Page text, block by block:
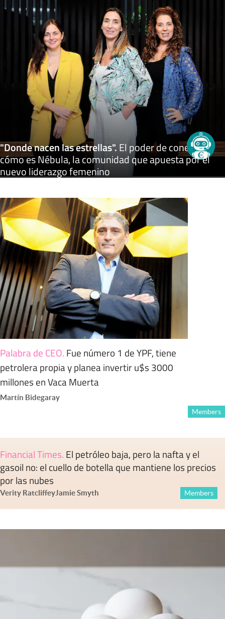
"Donde nacen las estrellas".El poder de conectar:
cómo es Nébula, la comunidad que apuesta por el
nuevo liderazgo femenino
Palabra de CEO. Fue número 1 de YPF, tiene
petrolera propia y planea invertir u$s 3000
millones en Vaca Muerta
Martín Bidegaray
Members
Financial Times. El petróleo baja, pero la nafta y el
gasoil no: el cuello de botella que mantiene los precios
por las nubes
Verity RatcliffeyJamie Smyth Members